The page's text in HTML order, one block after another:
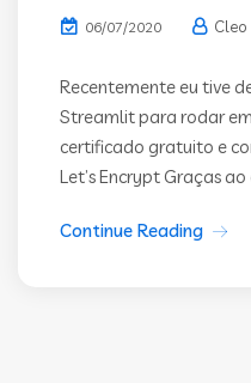
06/07/2020
Recentemente eu tive
Streamlit para rodar
certificado gratuito e
Let’s Encrypt Graças
Continue Reading